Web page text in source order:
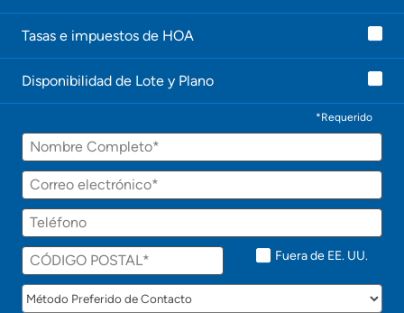
c
t
r
á
r
n
t
!
Tasas e impuestos de HOA
Disponibilidad de Lote y Plano
*Requerido
Nombre
Correo
electrónico
Teléfono
Fuera de EE. UU.